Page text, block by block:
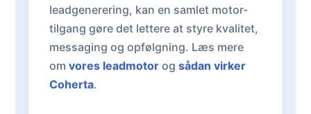
leadgenerering, kan en samlet motor-
tilgang gøre det lettere at styre kvalitet,
messaging og opfølgning. Læs mere
om vores leadmotor og sådan virker
Coherta.